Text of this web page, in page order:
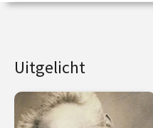
Uitgelicht